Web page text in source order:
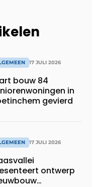
17 JULI 2026
bouw 84
in
gevierd
17 JULI 2026
ontwerp